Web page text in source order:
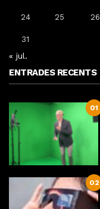
24 25 26
31
« jul.
ENTRADES RECENTS
01
02